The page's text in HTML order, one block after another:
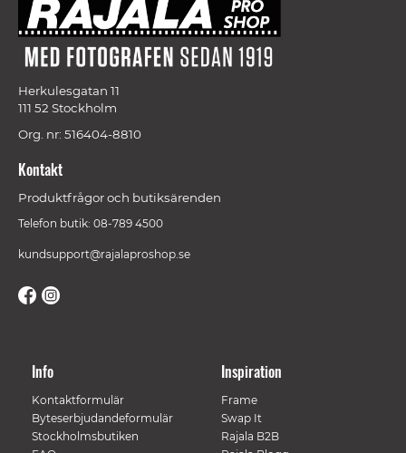
Herkulesgatan 11
111 52 Stockholm
Org. nr: 516404-8810
Kontakt
Produktfrågor och butiksärenden
Telefon butik: 08-789 4500
kundsupport@rajalaproshop.se
Info
Kontaktformulär
Byteserbjudandeformulär
Stockholmsbutiken
Inspiration
Frame
Swap It
Rajala B2B